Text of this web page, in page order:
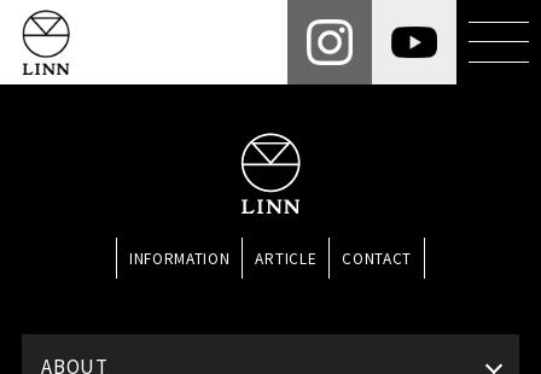
INFORMATION ARTICLE CONTACT
ABOUT